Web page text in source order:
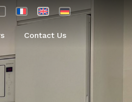
Contact Us